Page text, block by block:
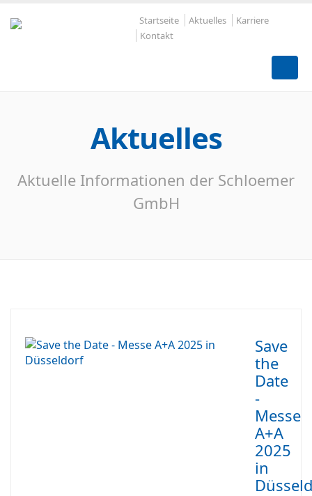
Startseite Aktuelles
Karriere
Kontakt
Aktuelles
Aktuelle Informationen der Schloemer
GmbH
Save
the
Date
-
Messe
A+A
2025
in